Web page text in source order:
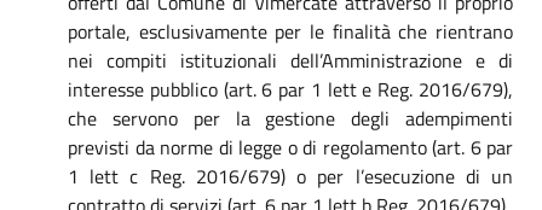
portale, esclusivamente per le finalità che rientrano
nei compiti istituzionali dell’Amministrazione e di
interesse pubblico (art. 6 par 1 lett e Reg. 2016/679),
che servono per la gestione degli adempimenti
previsti da norme di legge o di regolamento (art. 6 par
1 lett c Reg. 2016/679) o per l’esecuzione di un